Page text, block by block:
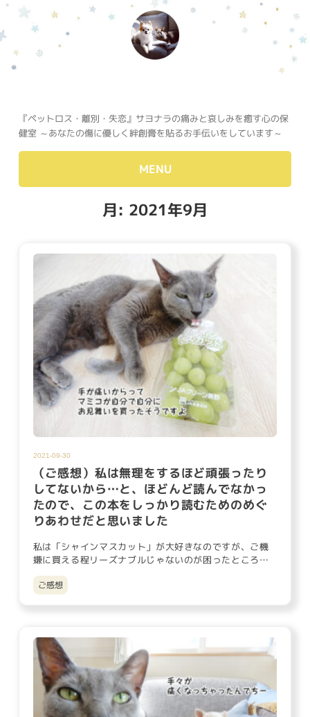
『ペットロス・離別・失恋』サヨナラの痛みと哀しみを癒す心の保
健室 ～あなたの傷に優しく絆創膏を貼るお手伝いをしています～
MENU
月: 2021年9月
2021-09-30
（ご感想）私は無理をするほど頑張ったり
してないから…と、ほどんど読んでなかっ
たので、この本をしっかり読むためのめぐ
りあわせだと思いました
私は「シャインマスカット」が大好きなのですが、ご機
嫌に買える程リーズナブルじゃないのが困ったところ。
だって、1房1,0…
ご感想